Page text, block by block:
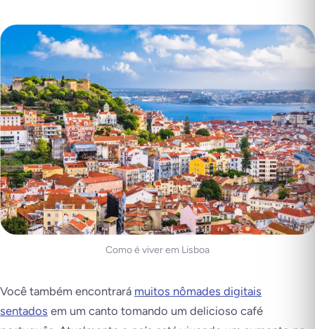
Como é viver em Lisboa
Você também encontrará muitos nômades digitais
sentados em um canto tomando um delicioso café